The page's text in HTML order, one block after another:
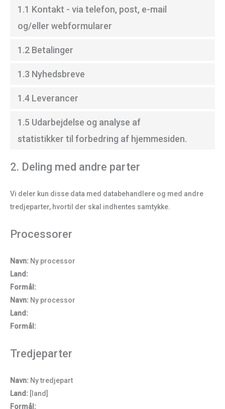
1.1 Kontakt - via telefon, post, e-mail
og/eller webformularer
1.2 Betalinger
1.3 Nyhedsbreve
1.4 Leverancer
1.5 Udarbejdelse og analyse af
statistikker til forbedring af hjemmesiden.
2. Deling med andre parter
Vi deler kun disse data med databehandlere og med andre
tredjeparter, hvortil der skal indhentes samtykke.
Processorer
Navn: Ny processor
Land:
Formål:
Navn: Ny processor
Land:
Formål:
Tredjeparter
Navn: Ny tredjepart
Land: [land]
Formål: